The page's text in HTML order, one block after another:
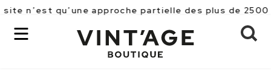
qu’une approche partielle des plus de 2500 pièces